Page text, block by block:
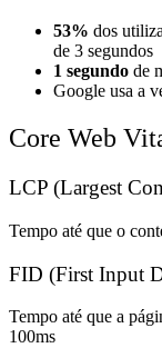
53% dos
de 3 segundos
1 segundo de
Google usa a
Core Web
LCP (Largest
Tempo até que o
FID (First Input
Tempo até que a
100ms